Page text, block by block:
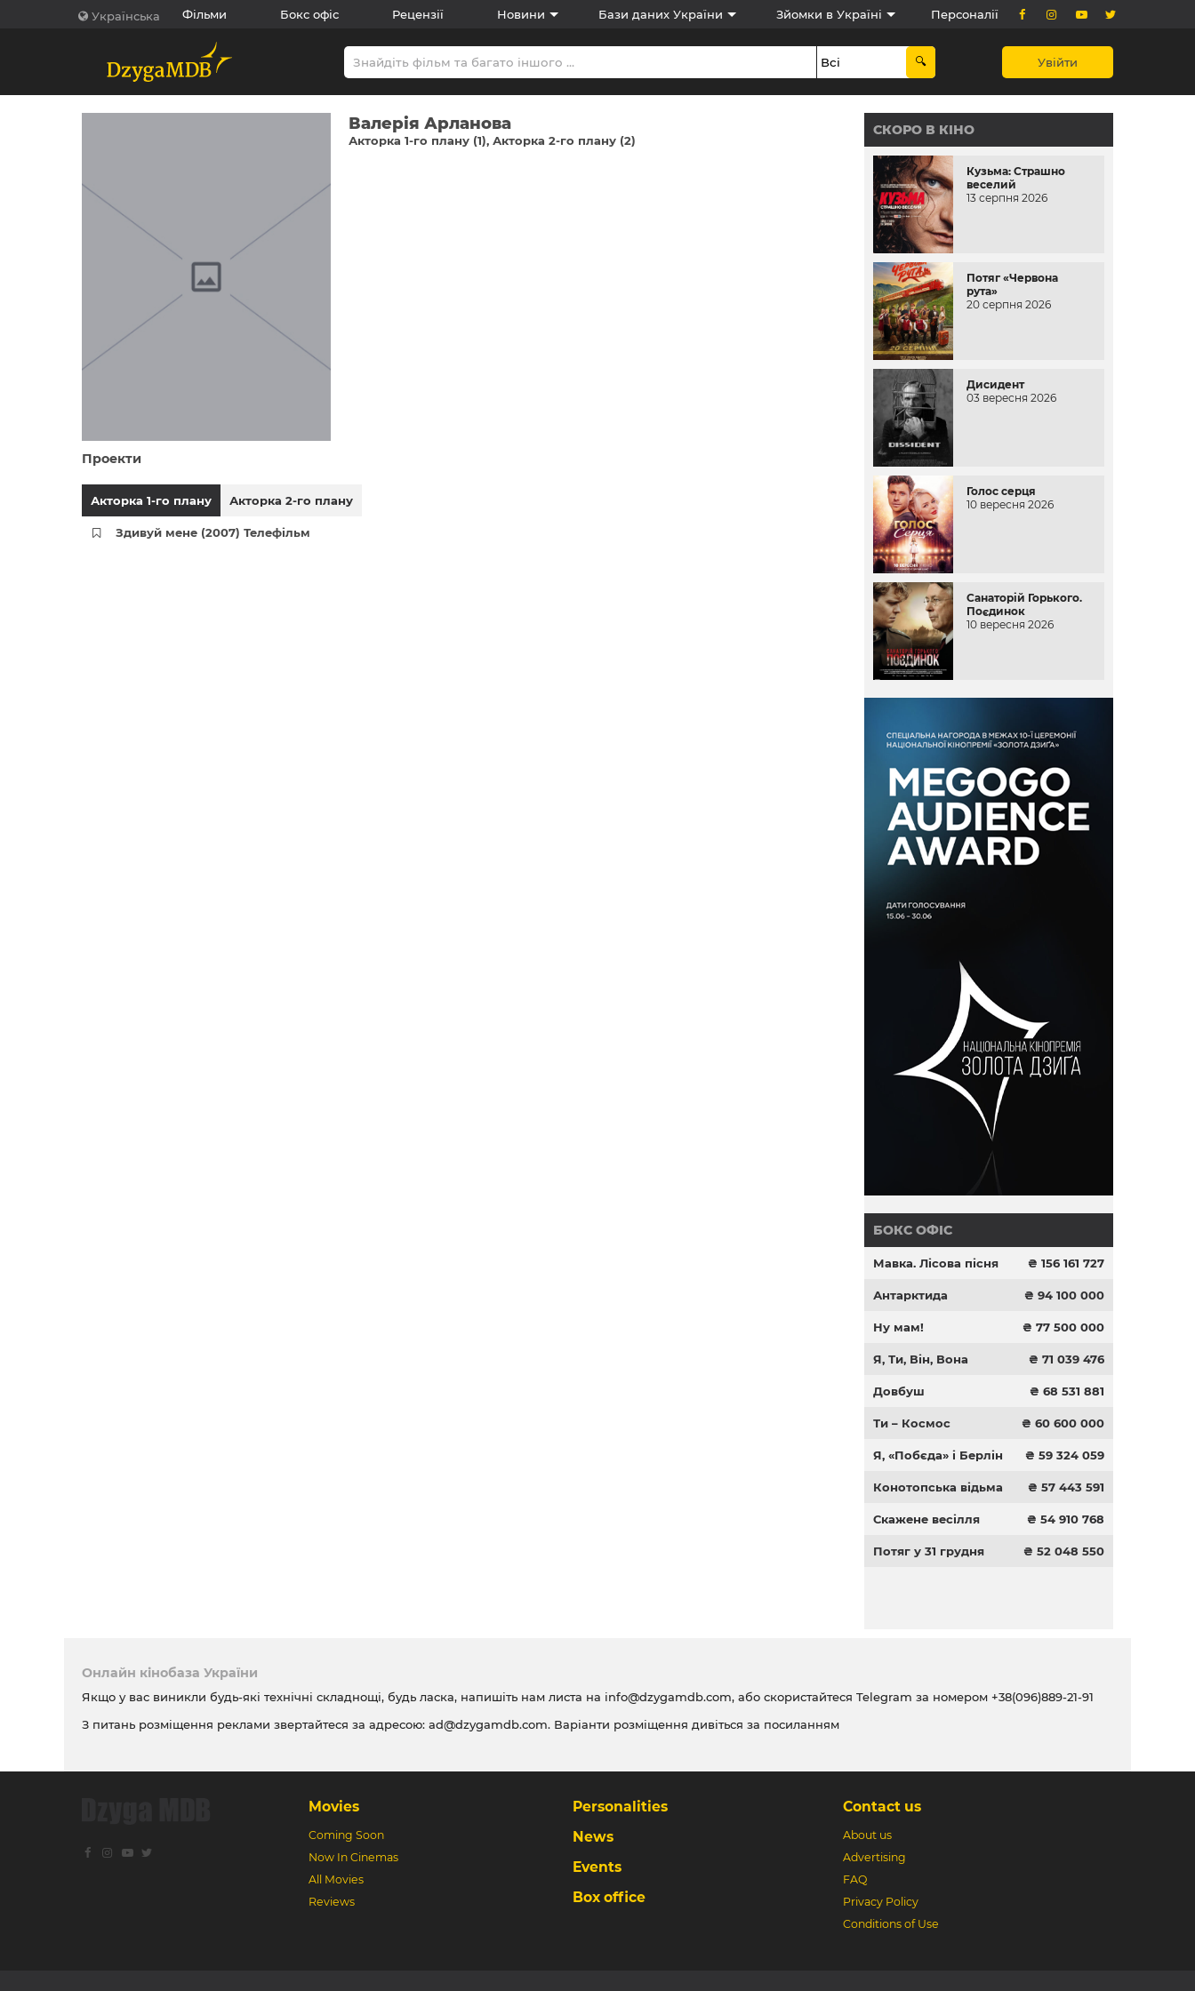
Українська Фільми Бокс офіс Рецензії Новини Бази даних України Зйомки в Україні Персоналії
Увійти
Валерія Арланова
Акторка 1-го плану (1) Акторка 2-го плану (2)
Проекти
Акторка 1-го плану Акторка 2-го плану
Здивуй мене (2007) Телефільм
СКОРО В КІНО
Кузьма: Страшно
веселий
13 серпня 2026
Потяг «Червона
рута»
20 серпня 2026
Дисидент
03 вересня 2026
Голос серця
10 вересня 2026
Санаторій Горького.
Поєдинок
10 вересня 2026
БОКС ОФІС
Мавка. Лісова пісня ₴ 156 161 727
Антарктида ₴ 94 100 000
Ну мам! ₴ 77 500 000
Я, Ти, Він, Вона ₴ 71 039 476
Довбуш ₴ 68 531 881
Ти – Космос ₴ 60 600 000
Я, «Побєда» і Берлін ₴ 59 324 059
Конотопська відьма ₴ 57 443 591
Скажене весілля ₴ 54 910 768
Потяг у 31 грудня ₴ 52 048 550
Онлайн кінобаза України
Якщо у вас виникли будь-які технічні складнощі, будь ласка, напишіть нам листа на info@dzygamdb.com, або скористайтеся Telegram за номером +38(096)889-21-91
З питань розміщення реклами звертайтеся за адресою: ad@dzygamdb.com. Варіанти розміщення дивіться за посиланням
Movies
Coming Soon
Now In Cinemas
All Movies
Reviews
Personalities
News
Events
Box office
Contact us
About us
Advertising
FAQ
Privacy Policy
Conditions of Use